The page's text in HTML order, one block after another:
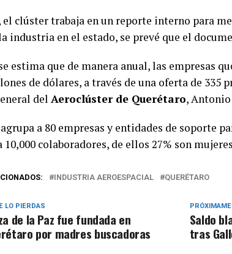
el clúster trabaja en un reporte interno para
industria en el estado, se prevé que el
estima que de manera anual, las empresas
de dólares, a través de una oferta de 335
del Aeroclúster de Querétaro, Antonio
a 80 empresas y entidades de soporte
10,000 colaboradores, de ellos 27% son
INDUSTRIA AEROESPACIAL QUERÉTARO
Saldo
tras
LO PIERDAS
de la Paz fue fundada en
por madres buscadoras